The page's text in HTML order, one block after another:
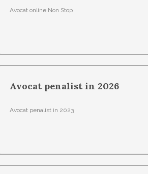
Avocat online Non Stop
Avocat penalist in 2026
Avocat penalist in 2023